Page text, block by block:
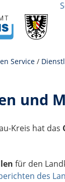
Service /
und
Kreis hat das
für den
des